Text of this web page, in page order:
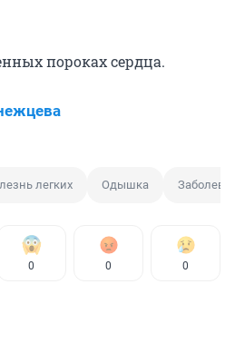
пороках сердца.
легких Одышка
0 0 0